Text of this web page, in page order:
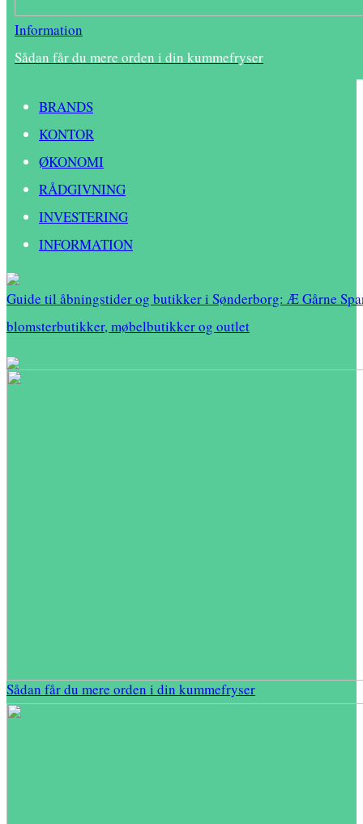
Information
Sådan får du mere orden i din kummefryser
BRANDS
KONTOR
ØKONOMI
RÅDGIVNING
INVESTERING
INFORMATION
Guide til åbningstider og butikker i Sønderborg: Æ Gårne
blomsterbutikker, møbelbutikker og outlet
Sådan får du mere orden i din kummefryser